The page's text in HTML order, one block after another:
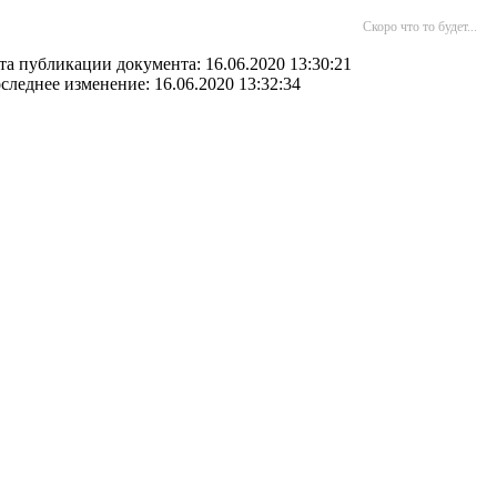
Скоро что то будет...
публикации документа: 16.06.2020 13:30:21
изменение: 16.06.2020 13:32:34